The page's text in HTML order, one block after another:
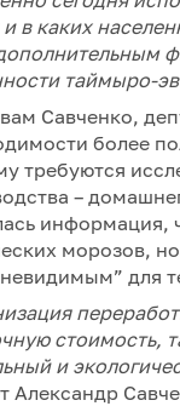
в каких
таймыро-
Савченко,
более
требуются
–
информация,
морозов,
для
стоимость,
и
Александр